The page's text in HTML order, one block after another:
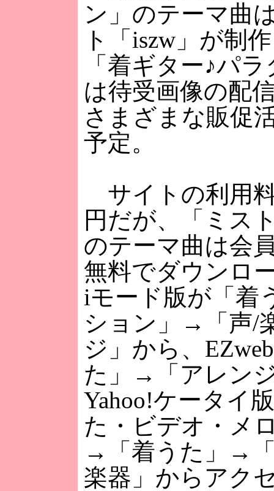
ン」のテーマ曲
ト「iszw」が制
「着ギター♪パ
は待受画像の配
さまざまな販促
予定。
サイトの利用
円だが、「ミス
のテーマ曲は会
無料でダウンロ
iモード版が「着
ション」→「声/
ジ」から、
た」→「アレン
Yahoo!ケータイ
た・ビデオ・メ
→「着うた」→
楽器」からアク